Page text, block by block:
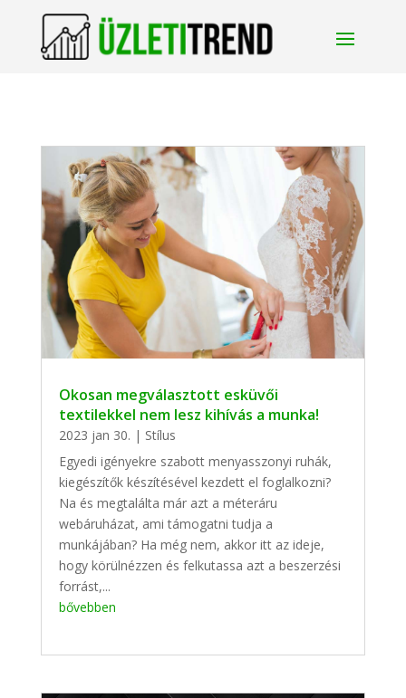
Okosan megválasztott esküvői
textilekkel nem lesz kihívás a munka!
2023 jan 30. | Stílus
Egyedi igényekre szabott menyasszonyi ruhák,
kiegészítők készítésével kezdett el foglalkozni?
Na és megtalálta már azt a méteráru
webáruházat, ami támogatni tudja a
munkájában? Ha még nem, akkor itt az ideje,
hogy körülnézzen és felkutassa azt a beszerzési
forrást,...
bővebben